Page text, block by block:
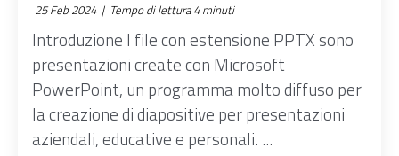
25 Feb 2024 | Tempo di lettura 4 minuti
Introduzione I file con estensione PPTX sono
presentazioni create con Microsoft
PowerPoint, un programma molto diffuso per
la creazione di diapositive per presentazioni
aziendali, educative e personali. ...